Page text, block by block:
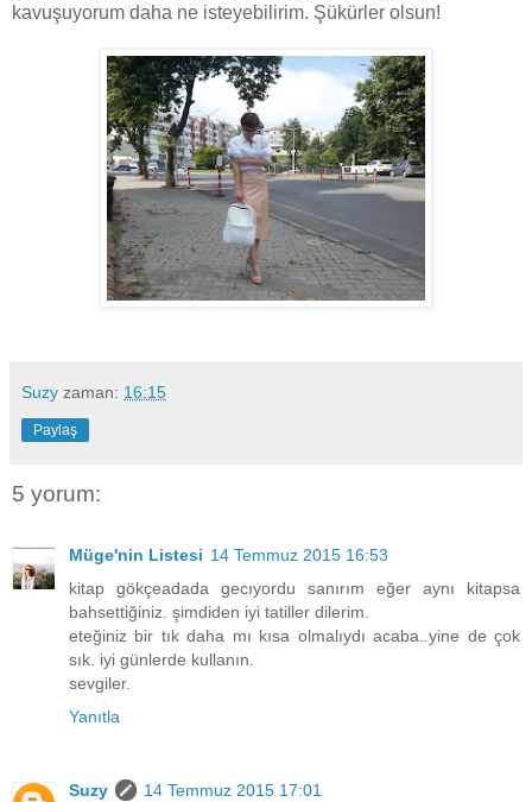
kavuşuyorum daha ne isteyebilirim. Şükürler olsun!
Suzy zaman: 16:15
Paylaş
5 yorum:
Müge'nin Listesi 14 Temmuz 2015 16:53
kitap gökçeadada gecıyordu sanırım eğer aynı kitapsa
bahsettiğiniz. şimdiden iyi tatiller dilerim.
eteğiniz bir tık daha mı kısa olmalıydı acaba..yine de çok
sık. iyi günlerde kullanın.
sevgiler.
Yanıtla
Suzy
14 Temmuz 2015 17:01